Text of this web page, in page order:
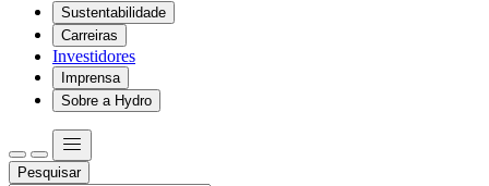
Sustentabilidade
Carreiras
Investidores
Imprensa
Sobre a Hydro
Pesquisar